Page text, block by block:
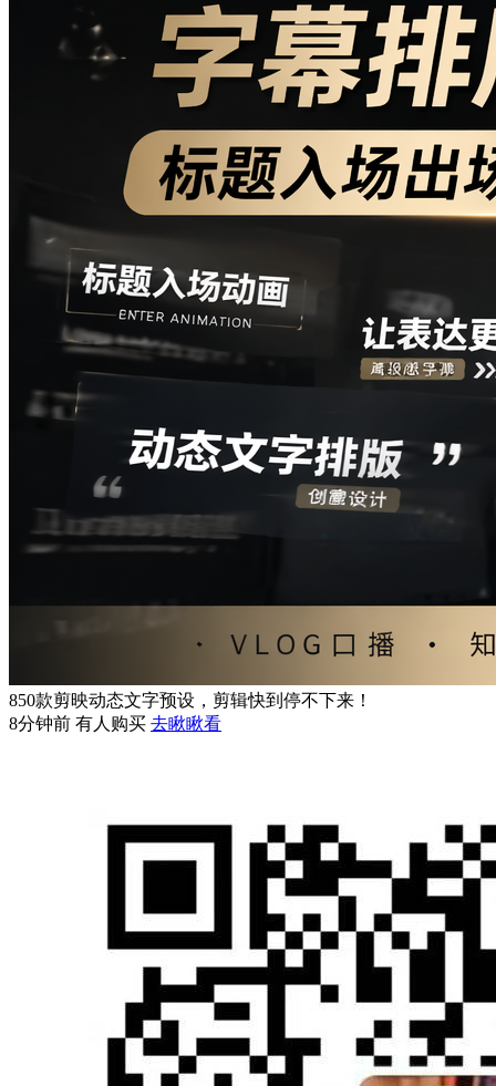
850款剪映动态文字预设，剪辑快到停不下来！
8分钟前 有人购买 去瞅瞅看